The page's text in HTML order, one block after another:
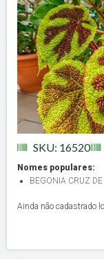
SKU: 16520
Nomes populares:
BEGONIA CRUZ DE
Ainda não cadastrado